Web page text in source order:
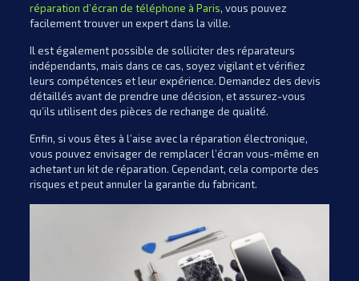
réparation d’écran de téléphone à Paris, vous pouvez
facilement trouver un expert dans la ville.
Il est également possible de solliciter des réparateurs
indépendants, mais dans ce cas, soyez vigilant et vérifiez
leurs compétences et leur expérience. Demandez des devis
détaillés avant de prendre une décision, et assurez-vous
qu’ils utilisent des pièces de rechange de qualité.
Enfin, si vous êtes à l’aise avec la réparation électronique,
vous pouvez envisager de remplacer l’écran vous-même en
achetant un kit de réparation. Cependant, cela comporte des
risques et peut annuler la garantie du fabricant.